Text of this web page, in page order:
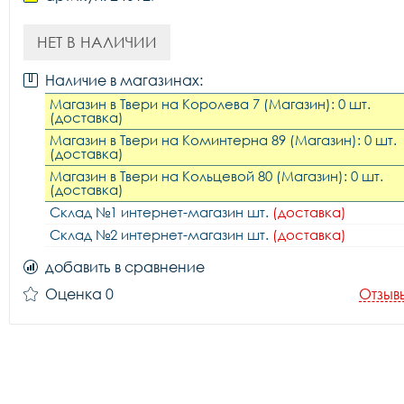
НЕТ В НАЛИЧИИ
Наличие в магазинах:
Магазин в Твери на Королева 7 (Магазин): 0 шт.
(доставка)
Магазин в Твери на Коминтерна 89 (Магазин): 0 шт.
(доставка)
Магазин в Твери на Кольцевой 80 (Магазин): 0 шт.
(доставка)
Склад №1 интернет-магазин шт. (доставка)
Склад №2 интернет-магазин шт. (доставка)
добавить в сравнение
Оценка 0